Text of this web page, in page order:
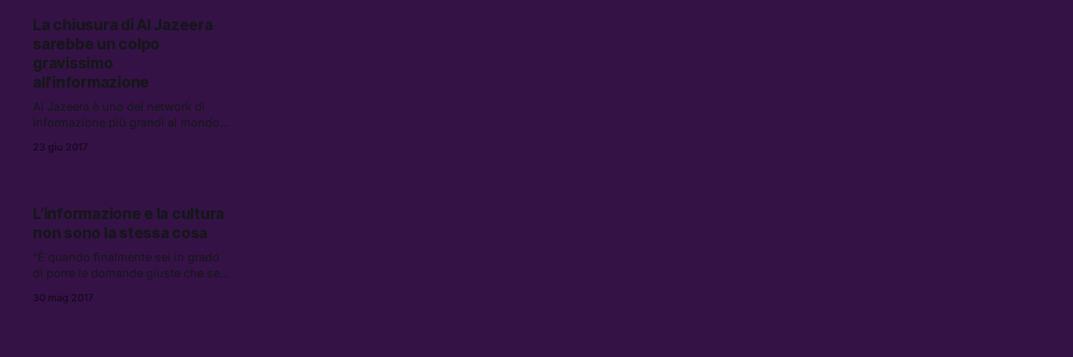
La chiusura di Al Jazeera
sarebbe un colpo
gravissimo
all’informazione
Al Jazeera è uno dei network di
informazione più grandi al mondo:
chiedere al Regno Unito di chiudere
23 giu 2017
L’informazione e la cultura
non sono la stessa cosa
“È quando finalmente sei in grado
di porre le domande giuste che sei
30 mag 2017